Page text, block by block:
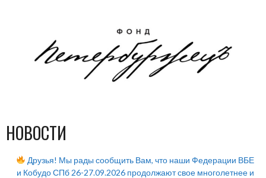
НОВОСТИ
Друзья! Мы рады сообщить Вам, что наши Федерации ВБЕ
и Кобудо СПб 26-27.09.2026 продолжают свое многолетнее и